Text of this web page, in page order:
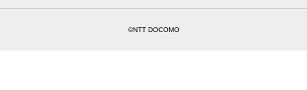
©NTT DOCOMO